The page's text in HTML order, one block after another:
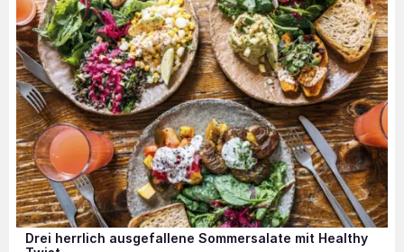
Drei herrlich ausgefallene Sommersalate mit Healthy